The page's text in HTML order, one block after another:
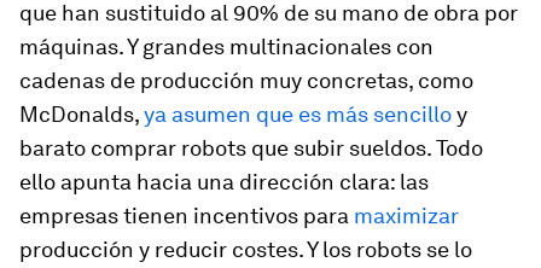
que han sustituido al 90% de su mano de obra por
máquinas. Y grandes multinacionales con
cadenas de producción muy concretas, como
McDonalds,ya asumen que es más sencilloy
barato comprar robots que subir sueldos. Todo
ello apunta hacia una dirección clara: las
empresas tienen incentivos para maximizar
producción y reducir costes. Y los robots se lo